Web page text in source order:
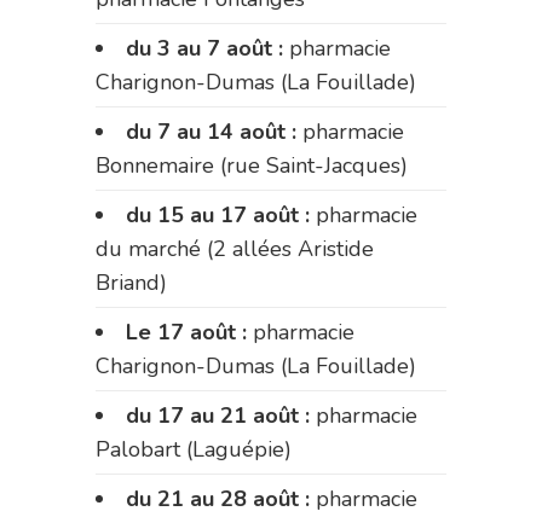
du 3 au 7 août : pharmacie
Charignon-Dumas (La Fouillade)
du 7 au 14 août : pharmacie
Bonnemaire (rue Saint-Jacques)
du 15 au 17 août : pharmacie
du marché (2 allées Aristide
Briand)
Le 17 août : pharmacie
Charignon-Dumas (La Fouillade)
du 17 au 21 août : pharmacie
Palobart (Laguépie)
du 21 au 28 août : pharmacie